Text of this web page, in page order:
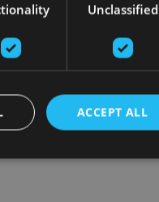
Unclassified
ACCEPT ALL